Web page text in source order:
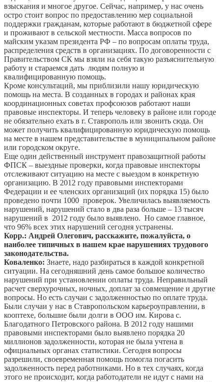
взыскания и многое другое. Сейчас, например, у нас очень
остро стоит вопрос по предоставлению мер социальной
поддержки гражданам, которые работают в бюджетной сфере
и проживают в сельской местности. Масса вопросов по
майским указам президента РФ – по вопросам оплаты труда,
распределения средств в организациях. По договоренности с
Правительством СК мы взяли на себя такую разъяснительную
работу и стараемся дать людям полную и
квалифицированную помощь.
Кроме консультаций, мы приблизили нашу юридическую
помощь на места. В созданных в городах и районах края
координационных советах профсоюзов работают наши
правовые инспекторы. И теперь человеку в районе или городе
не обязательно ехать в г. Ставрополь или звонить сюда. Он
может получить квалифицированную юридическую помощь
на месте в нашем представительстве в муниципальном районе
или городском округе.
Еще один действенный инструмент правозащитной работы
ФПСК – выездные проверки, когда правовые инспекторы
отслеживают ситуацию на месте с выездом в конкретную
организацию. В 2012 году правовыми инспекторами
Федерации и ее членских организаций (их порядка 15) было
проведено почти 1000 проверок. Увеличилась выявляемость
нарушений, нарушений стало в два раза больше – 13 тысяч
нарушений в 2012 году было выявлено. Но самое главное,
что 96% всех этих нарушений сегодня устранены.
Корр.: Андрей Олегович, расскажите, пожалуйста, о
наиболее типичных в нашем крае нарушениях трудового
законодательства.
Коваленко: Знаете, надо разбираться в каждой конкретной
ситуации. На сегодняшний день самое большое количество
нарушений при установлении оплаты труда. Неправильный
расчет сверхурочных, ночных, доплат за совмещение и другие
вопросы. Но есть случаи с задолженностью по оплате труда.
Были случаи у нас в Ставропольском карьероуправлении, в
кооптехе, большие были долги в ООО им. Кирова с.
Благодатного Петровского района. В 2012 году нашими
правовыми инспекторами было выявлено порядка 20
миллионов задолженности, которая не была учтена в
официальных органах статистики. Сегодня вопросы
разрешили, своевременная помощь помогла погасить
задолженность перед работниками. Но в тех случаях, когда
этого не происходит, когда работодатели не идут с нами на